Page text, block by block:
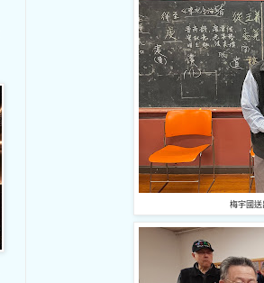
梅宇國送